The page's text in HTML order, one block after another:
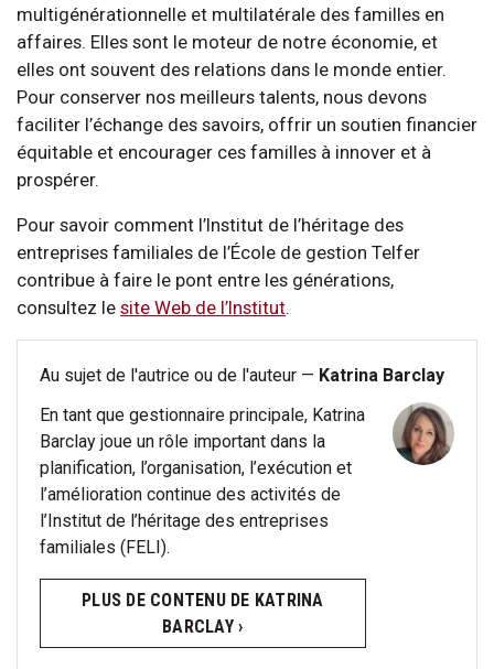
multigénérationnelle et multilatérale des familles en
affaires. Elles sont le moteur de notre économie, et
elles ont souvent des relations dans le monde entier.
Pour conserver nos meilleurs talents, nous devons
faciliter l’échange des savoirs, offrir un soutien financier
équitable et encourager ces familles à innover et à
prospérer.
Pour savoir comment l’Institut de l’héritage des
entreprises familiales de l’École de gestion Telfer
contribue à faire le pont entre les générations,
consultez le site Web de l’Institut.
Au sujet de l'autrice ou de l'auteur — Katrina Barclay
En tant que gestionnaire principale, Katrina
Barclay joue un rôle important dans la
planification, l’organisation, l’exécution et
l’amélioration continue des activités de
l’Institut de l’héritage des entreprises
familiales (FELI).
PLUS DE CONTENU DE KATRINA
BARCLAY ›